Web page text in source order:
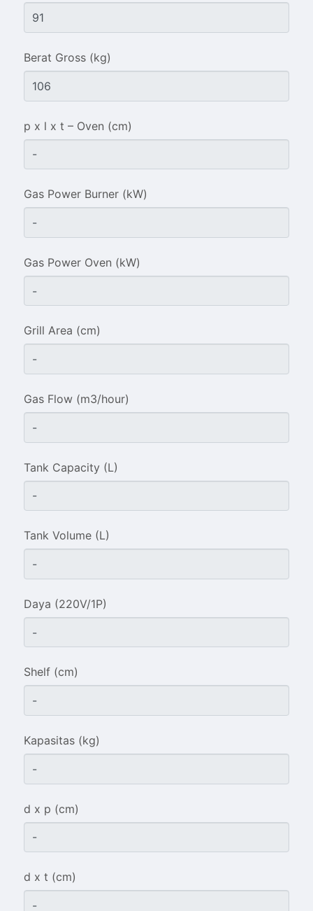
Berat Gross (kg)
p x l x t – Oven (cm)
Gas Power Burner (kW)
Gas Power Oven (kW)
Grill Area (cm)
Gas Flow (m3/hour)
Tank Capacity (L)
Tank Volume (L)
Daya (220V/1P)
Shelf (cm)
Kapasitas (kg)
d x p (cm)
d x t (cm)
Klik kontak untuk membuka WhatsApp.